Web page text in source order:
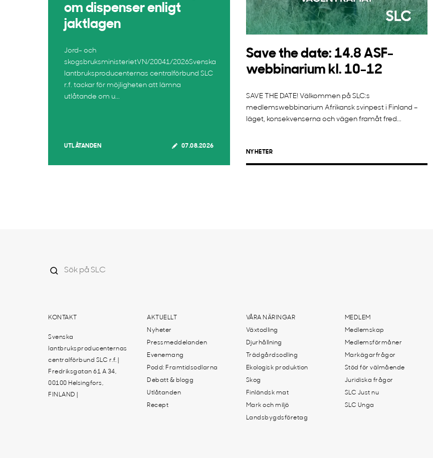
om dispenser enligt
jaktlagen
Jord- och
skogsbruksministerietVN/20041/2026Svenska
lantbruksproducenternas centralförbund SLC
r.f. tackar för möjligheten att lämna
utlåtande om u...
UTLÅTANDEN 07.08.2026
Save the date: 14.8 ASF-
webbinarium kl. 10-12
SAVE THE DATE! Välkommen på SLC:s
medlemswebbinarium Afrikansk svinpest i Finland –
läget, konsekvenserna och vägen framåt fred...
NYHETER
KONTAKT
Svenska
lantbruksproducenternas
centralförbund SLC r.f. |
Fredriksgatan 61 A 34,
00100 Helsingfors,
FINLAND |
AKTUELLT
Nyheter
Pressmeddelanden
Evenemang
Podd: Framtidsodlarna
Debatt & blogg
Utlåtanden
Recept
VÅRA NÄRINGAR
Växtodling
Djurhållning
Trädgårdsodling
Ekologisk produktion
Skog
Finländsk mat
Mark och miljö
Landsbygdsföretag
MEDLEM
Medlemskap
Medlemsförmåner
Markägarfrågor
Stöd för välmående
Juridiska frågor
SLC Just nu
SLC Unga